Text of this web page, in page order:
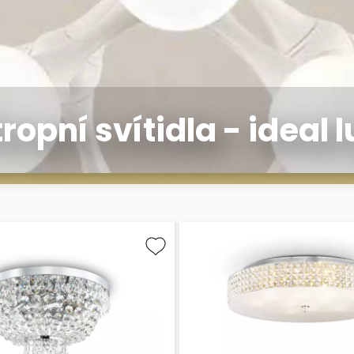
svítidla - ideal